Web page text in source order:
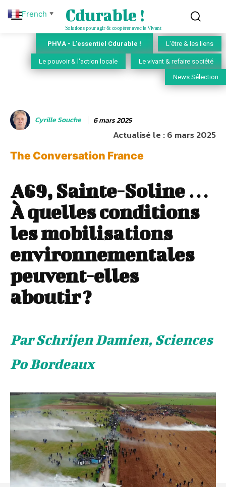
Cdurable !
Solutions pour agir & coopérer avec le Vivant
PHVA - L'essentiel Cdurable ! L'être & les liens
Le pouvoir & l'action locale Le vivant & refaire société
News Sélection
Cyrille Souche 6 mars 2025
Actualisé le :6 mars 2025
The Conversation France
A69, Sainte-Soline …
À quelles conditions
les mobilisations
environnementales
peuvent-elles
aboutir ?
Par Schrijen Damien, Sciences
Po Bordeaux
French ▼